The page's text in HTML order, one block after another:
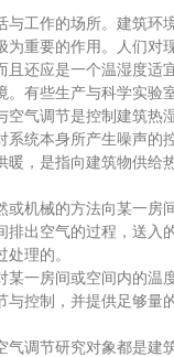
工作的场所。建筑环
为重要的作用。人们对
且还应是一个温湿度适
。有些生产与科学实验
空气调节是控制建筑热
统本身所产生噪声的控
是指向建筑物供给热
械的方法向某一房间
排出空气的过程，送入
理的。
房间或空间内的温度
与控制，并提供足够量
调节研究对象都是建